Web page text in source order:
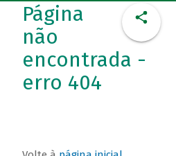
Página
não
encontrada -
erro 404